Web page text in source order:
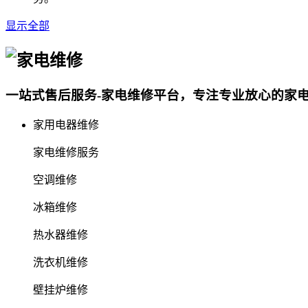
显示全部
一站式售后服务-家电维修平台，专注专业放心的家
家用电器维修
家电维修服务
空调维修
冰箱维修
热水器维修
洗衣机维修
壁挂炉维修